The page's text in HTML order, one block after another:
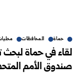
حماة المحافظات
لقاء في حماة لبحث
صندوق الأمم